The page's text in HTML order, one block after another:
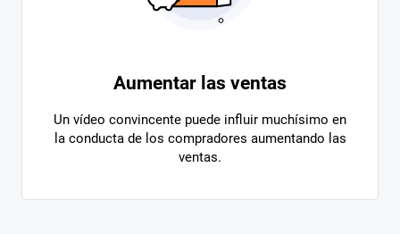
Aumentar las ventas
Un vídeo convincente puede influir muchísimo en
la conducta de los compradores aumentando las
ventas.